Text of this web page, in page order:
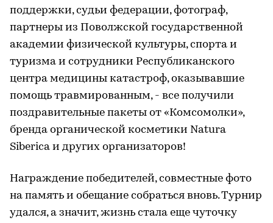
поддержки, судьи федерации, фотограф,
партнеры из Поволжской государственной
академии физической культуры, спорта и
туризма и сотрудники Республиканского
центра медицины катастроф, оказывавшие
помощь травмированным, - все получили
поздравительные пакеты от «Комсомолки»,
бренда органической косметики Natura
Siberica и других организаторов!
Награждение победителей, совместные фото
на память и обещание собраться вновь. Турнир
удался, а значит, жизнь стала еще чуточку